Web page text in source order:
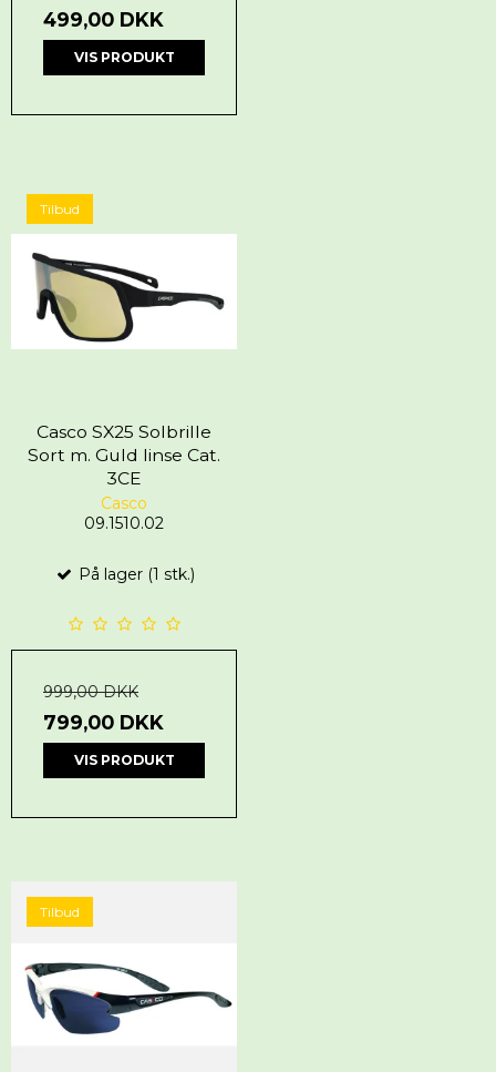
499,00 DKK
VIS PRODUKT
Tilbud
Casco SX25 Solbrille
Sort m. Guld linse Cat.
3CE
Casco
09.1510.02
På lager (1 stk.)
999,00 DKK
799,00 DKK
VIS PRODUKT
Tilbud